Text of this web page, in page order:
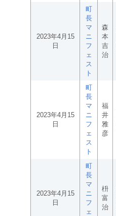
2023年4月15
日
町
長
マ
ニ
フ
ェ
ス
ト
森
本
吉
治
2023年4月15
日
町
長
マ
ニ
フ
ェ
ス
ト
福
井
雅
彦
2023年4月15
日
町
長
マ
ニ
フ
ェ
枡
富
治